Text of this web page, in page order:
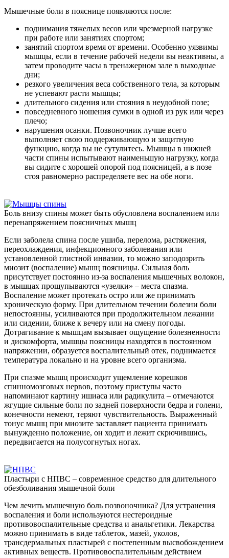
Мышечные боли в пояснице появляются после:
поднимания тяжелых весов или чрезмерной нагрузке
при работе или занятиях спортом;
занятий спортом время от времени. Особенно уязвимы
мышцы, если в течение рабочей недели вы неактивны, а
затем проводите часы в тренажерном зале в выходные
дни;
резкого увеличения веса собственного тела, за которым
не успевают расти мышцы;
длительного сидения или стояния в неудобной позе;
повседневного ношения сумки в одной из рук или через
плечо;
нарушения осанки. Позвоночник лучше всего
выполняет свою поддерживающую и защитную
функцию, когда вы не сутулитесь. Мышцы в нижней
части спины испытывают наименьшую нагрузку, когда
вы сидите с хорошей опорой под поясницей, а в позе
стоя равномерно распределяете вес на обе ноги.
Боль внизу спины может быть обусловлена воспалением или
перенапряжением поясничных мышц
Если заболела спина после ушиба, перелома, растяжения,
переохлаждения, инфекционного заболевания или
установленной глистной инвазии, то можно заподозрить
миозит (воспаление) мышц поясницы. Сильная боль
присутствует постоянно из-за воспаления мышечных волокон,
в мышцах прощупываются «узелки» – места спазма.
Воспаление может протекать остро или же принимать
хроническую форму. При длительном течении болезни боли
непостоянны, усиливаются при продолжительном лежании
или сидении, ближе к вечеру или на смену погоды.
Дотрагивание к мышцам вызывает ощущение болезненности
и дискомфорта, мышцы поясницы находятся в постоянном
напряжении, образуется воспалительный отек, поднимается
температура локально и на уровне всего организма.
При спазме мышц происходит ущемление корешков
спинномозговых нервов, поэтому приступы часто
напоминают картину ишиаса или радикулита – отмечаются
жгущие сильные боли по задней поверхности бедра и голени,
конечности немеют, теряют чувствительность. Выраженный
тонус мышц при миозите заставляет пациента принимать
вынужденно положение, он ходит и лежит скрючившись,
передвигается на полусогнутых ногах.
Пластыри с НПВС – современное средство для длительного
обезболивания мышечной боли
Чем лечить мышечную боль позвоночника? Для устранения
воспаления и боли используются нестероидные
противовоспалительные средства и анальгетики. Лекарства
можно принимать в виде таблеток, мазей, уколов,
трансдермальных пластырей с постепенным высвобождением
активных веществ. Противовоспалительным действием